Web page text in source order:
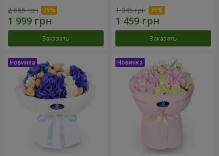
2 665 грн
Заказать
1 945 грн
Заказать